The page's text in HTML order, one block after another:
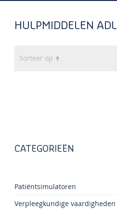
HULPMIDDELEN ADL
Sorteer op
CATEGORIEËN
Patiëntsimulatoren
Verpleegkundige vaardigheden